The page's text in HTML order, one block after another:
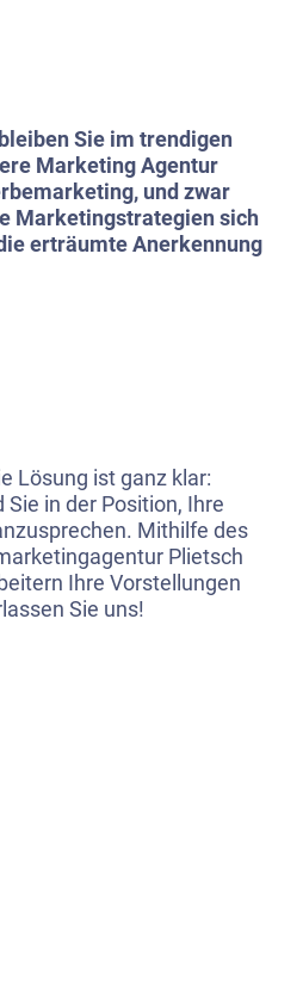
Sie im trendigen
Marketing Agentur
und zwar
Marketingstrategien sich
erträumte Anerkennung
Lösung ist ganz klar:
in der Position, Ihre
Mithilfe des
Plietsch
Ihre Vorstellungen
Sie uns!